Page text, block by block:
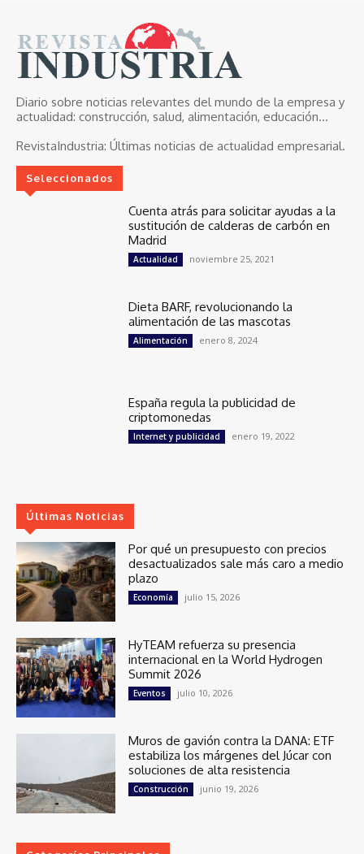
Diario sobre noticias relevantes del mundo de la empresa y
actualidad: construcción, salud, alimentación, educación...
RevistaIndustria: Últimas noticias de actualidad empresarial.
Seleccionados
Cuenta atrás para solicitar ayudas a la
sustitución de calderas de carbón en
Madrid
Actualidad noviembre 25, 2021
Dieta BARF, revolucionando la
alimentación de las mascotas
Alimentación enero 8, 2024
España regula la publicidad de
criptomonedas
Internet y publicidad enero 19, 2022
Últimas Noticias
Por qué un presupuesto con precios
desactualizados sale más caro a medio
plazo
Economía julio 15, 2026
HyTEAM refuerza su presencia
internacional en la World Hydrogen
Summit 2026
Eventos julio 10, 2026
Muros de gavión contra la DANA: ETF
estabiliza los márgenes del Júcar con
soluciones de alta resistencia
Construcción junio 19, 2026